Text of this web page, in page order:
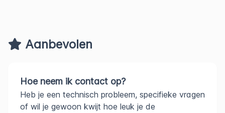
Aanbevolen
Hoe neem ik contact op?
Heb je een technisch probleem, specifieke vragen
of wil je gewoon kwijt hoe leuk je de